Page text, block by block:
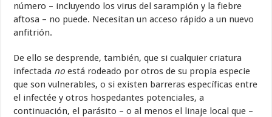
número – incluyendo los virus del sarampión y la fiebre
aftosa – no puede. Necesitan un acceso rápido a un nuevo
anfitrión.
De ello se desprende, también, que si cualquier criatura
infectada no está rodeado por otros de su propia especie
que son vulnerables, o si existen barreras específicas entre
el infectée y otros hospedantes potenciales, a
continuación, el parásito – o al menos el linaje local que –